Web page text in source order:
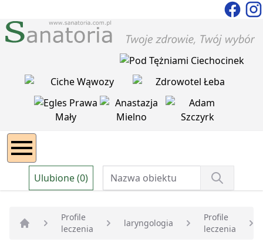
Ulubione (0)
Strona główna
Profile
leczenia
laryngologia
Profile
leczenia